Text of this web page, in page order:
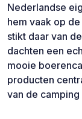
Nederlandse
hem vaak op
stikt daar van
dachten een
mooie
producten
van de